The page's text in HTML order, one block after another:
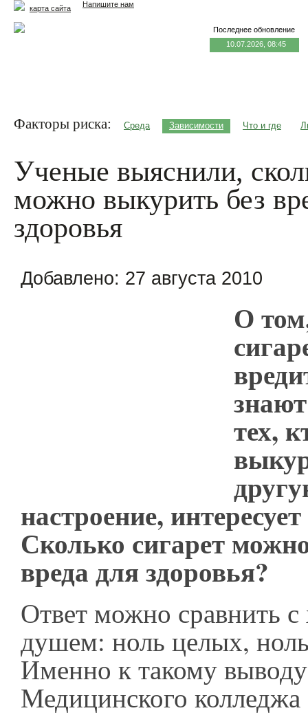
Напишите нам
карта сайта
Последнее обновление
10.07.2026, 08:45
Факторы риска: Среда Зависимости Что и где
Ученые выяснили,
можно выкурить без
здоровья
Добавлено: 27 августа 2010
О
тех,
настроение,
Сколько сигарет
вреда для здоровья?
Ответ можно сравнить
душем: ноль целых,
Именно к такому
Медицинского